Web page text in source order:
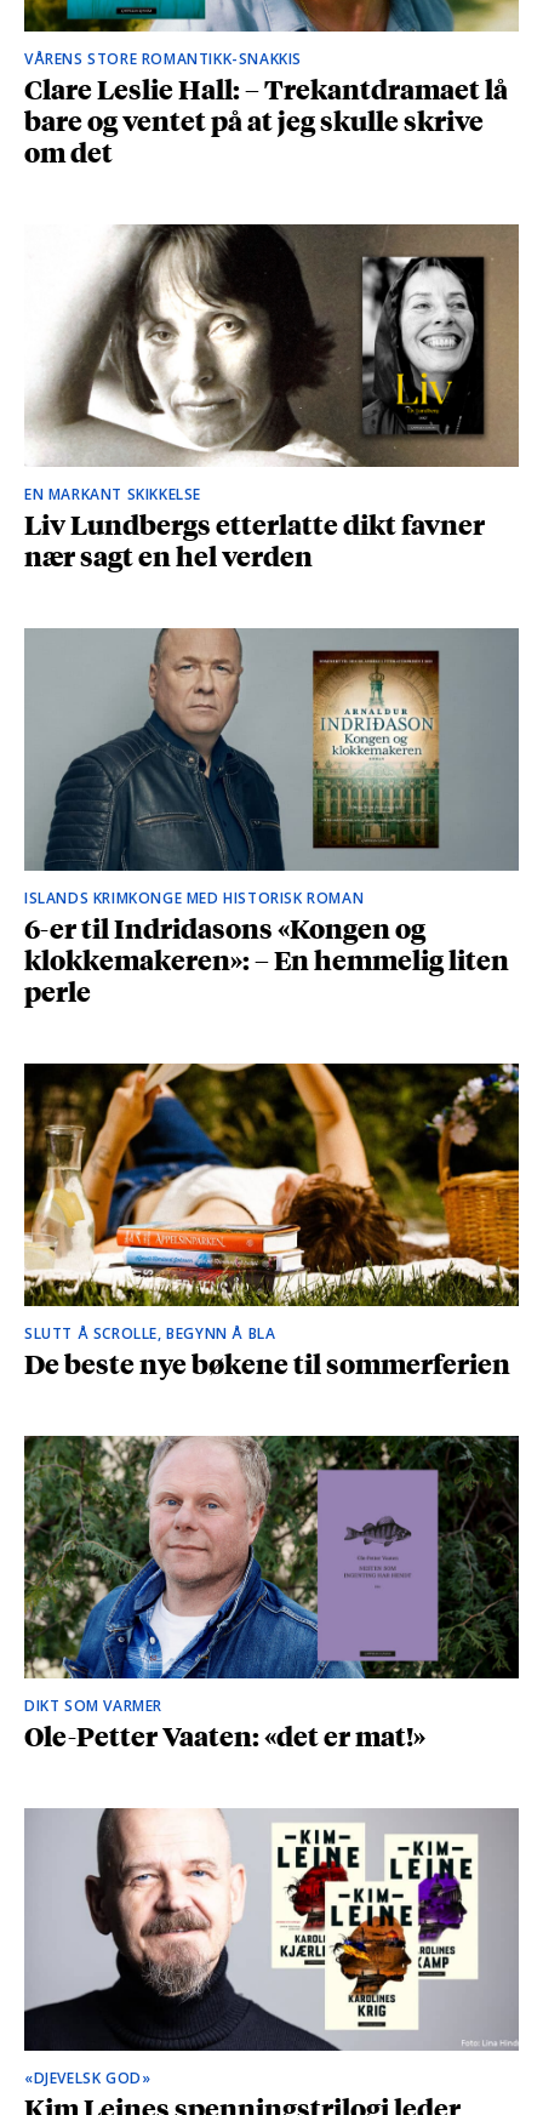
VÅRENS STORE ROMANTIKK-SNAKKIS
Clare Leslie Hall: – Trekantdramaet lå
bare og ventet på at jeg skulle skrive
om det
EN MARKANT SKIKKELSE
Liv Lundbergs etterlatte dikt favner
nær sagt en hel verden
ISLANDS KRIMKONGE MED HISTORISK ROMAN
6-er til Indridasons «Kongen og
klokkemakeren»: – En hemmelig liten
perle
SLUTT Å SCROLLE, BEGYNN Å BLA
De beste nye bøkene til sommerferien
DIKT SOM VARMER
Ole-Petter Vaaten: «det er mat!»
«DJEVELSK GOD»
Kim Leines spenningstrilogi leder